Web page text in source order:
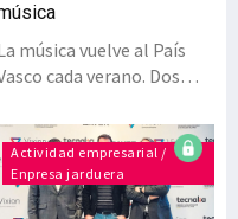
música vuelve al País
cada verano. Dos
Bilbao BBK Live, colocan
Euskadi en el panorama
internacional. Sus
en formato
Actividad empresarial /
Enpresa jarduera